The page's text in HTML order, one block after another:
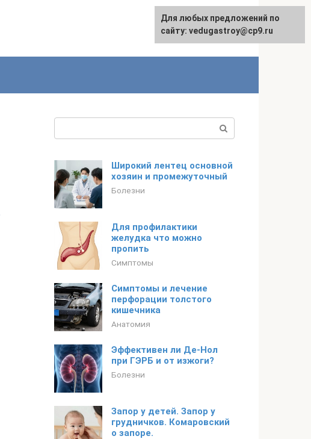
Широкий лентец основной
хозяин и промежуточный
Болезни
Для профилактики
желудка что можно
пропить
Симптомы
Симптомы и лечение
перфорации толстого
кишечника
Анатомия
Эффективен ли Де-Нол
при ГЭРБ и от изжоги?
Болезни
Запор у детей. Запор у
грудничков. Комаровский
о запоре.
Для любых предложений по
сайту: vedugastroy@cp9.ru